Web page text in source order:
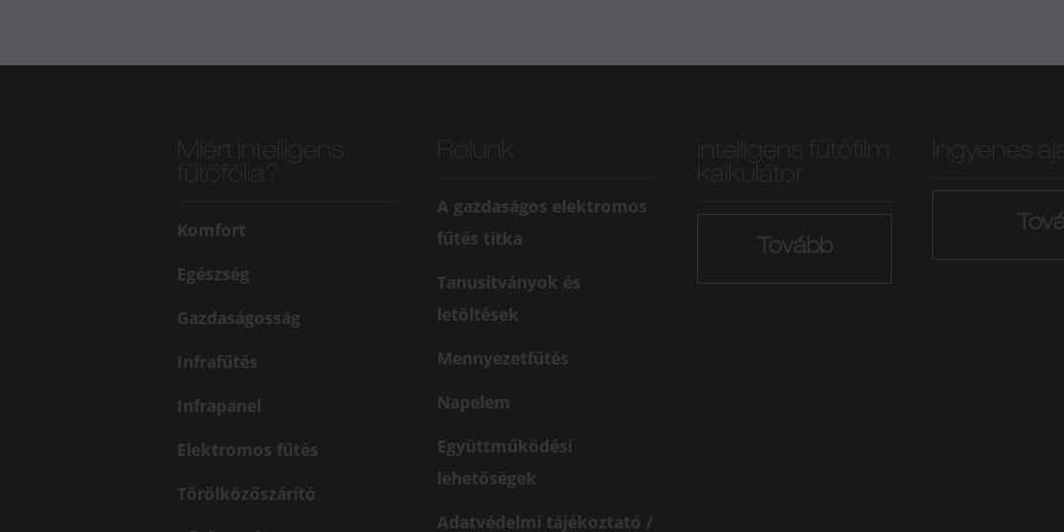
Komfort
Egészség
Gazdaságosság
Infrafűtés
Infrapanel
Elektromos fűtés
Törölközőszárító
A gazdaságos elektromos
fűtés titka
Tanusítványok és
letöltések
Mennyezetfűtés
Napelem
Együttműködési
lehetőségek
Adatvédelmi tájékoztató /
Tovább